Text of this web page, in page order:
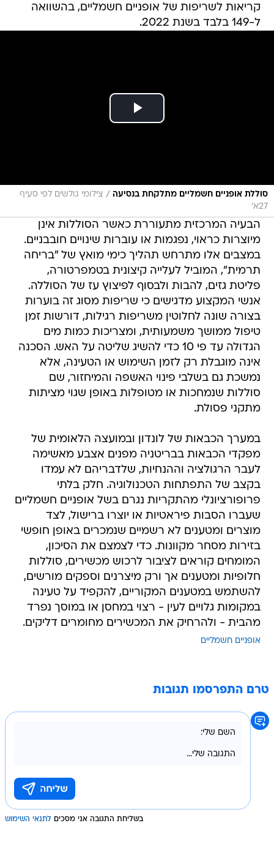
קריאות לשריפות של אופניים חשמליים, בהשוואה
ל-149 בלבד בשנת 2022.
סוללת אופניים חשמליים מתלקחת בנסיעה / צילומי גולשים לפי סעיף
27א'
הבעיה המרכזית מתעוררת כאשר הסוללות אינן
מיוצרות כראוי, נפגמות או עוברות שינויים חובבניים.
במצבים אלו מתרחש תהליך כימי מואץ של "בריחה
תרמית", המוביל לעלייה קיצונית בטמפרטורה,
פליטת גזים, להבות ולבסוף לפיצוץ עז של הסוללה.
אנשי המקצוע מדגישים כי שריפות מסוג זה בוערות
בצורה שונה לחלוטין משריפות רגילות, דורשות זמן
טיפול ממושך משמעותית, ומצריכות כמות מים
הגדולה עד פי 10 כדי להשיג שליטה על האש. הסכנה
אינה מוגבלת רק לזמן השימוש או הטעינה, אלא
נמשכת גם בשלבי פינוי האשפה והמיחזור, שם
סוללות שנמחכות או מטופלות באופן שגוי מציתות
מתקני פסולת.
במערך הכבאות של לונדון ובמועצה הלאומית של
מפקדי הכבאות בבריטניה מפנים אצבע מאשימה
לעבר הרגולציה וההנחיות, שלדבריהם לא עמדו
בקצב של התפתחות הטכנולוגיה. חלק בלתי
פרופורציונלי מהתקריות נגרם בשל אופניים חשמליים
שעברו הסבות פיראטיות או יוצרו ברישול, לצד
מוצרים ומטענים לא רשמיים שנמכרים באופן חופשי
בזירות מסחר מקוונות. כדי לצמצם את הסיכון,
המומחים קוראים לציבור לרכוש מכשירים, סוללות
חלופיות ומטענים אך ורק מיצרנים וספקים מורשים,
להשתמש במטענים המקוריים, להקפיד על טעינה
במקומות גלויים לעין - רצוי במחסן או במוסך נפרד
מהבית - ולהרחיק את המכשירים מחומרים דליקים.
אופניים חשמליים
טרם התפרסמו תגובות
בשליחת התגובה אני מסכים לתנאי השימוש